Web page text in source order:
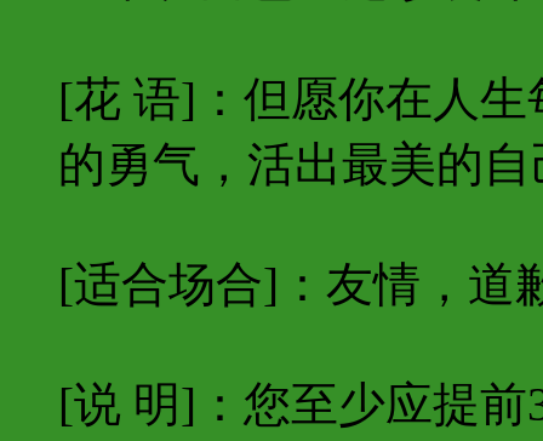
[花 语]：但愿你在人
的勇气，活出最美的自
[适合场合]：友情，道
[说 明]：您至少应提